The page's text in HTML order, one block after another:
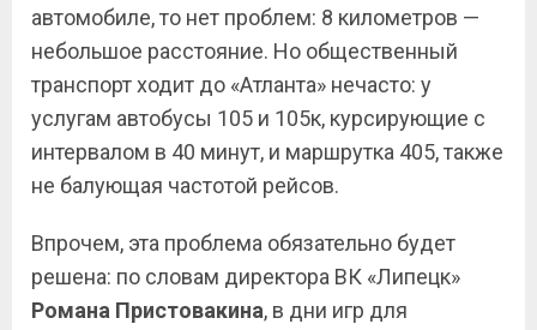
автомобиле, то нет проблем: 8 километров —
небольшое расстояние. Но общественный
транспорт ходит до «Атланта» нечасто: у
услугам автобусы 105 и 105к, курсирующие с
интервалом в 40 минут, и маршрутка 405, также
не балующая частотой рейсов.
Впрочем, эта проблема обязательно будет
решена: по словам директора ВК «Липецк»
Романа Пристовакина, в дни игр для